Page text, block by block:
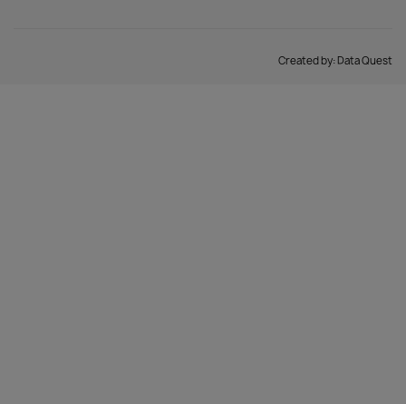
Created by:Data Quest